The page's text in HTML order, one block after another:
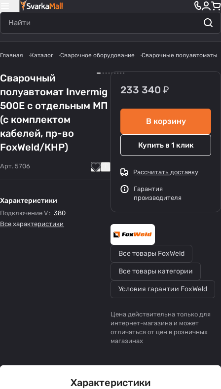
Главная Каталог Сварочное оборудование Сварочные полуавтоматы
Сварочный
полуавтомат Invermig
500E с отдельным МП
(с комплектом
кабелей, пр-во
FoxWeld/КНР)
Арт. 5706
Характеристики
Подключение V : 380
Все характеристики
233 340 ₽
В корзину
Купить в 1 клик
Рассчитать доставку
Гарантия
производителя
Все товары FoxWeld
Все товары категории
Условия гарантии FoxWeld
Цена действительна только для
интернет-магазина и может
отличаться от цен в розничных
магазинах
Характеристики